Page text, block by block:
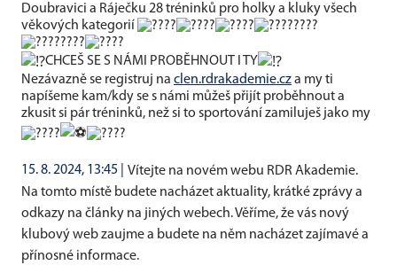
Doubravici a Ráječku 28 tréninků pro holky a kluky všech
věkových kategorií
CHCEŠ SE S NÁMI PROBĚHNOUT I TY
Nezávazně se registruj na clen.rdrakademie.cza my ti
napíšeme kam/kdy se s námi můžeš přijít proběhnout a
zkusit si pár tréninků, než si to sportování zamiluješ jako my
15. 8. 2024, 13:45 |
Vítejte na novém webu RDR Akademie.
Na tomto místě budete nacházet aktuality, krátké zprávy a
odkazy na články na jiných webech. Věříme, že vás nový
klubový web zaujme a budete na něm nacházet zajímavé a
přínosné informace.